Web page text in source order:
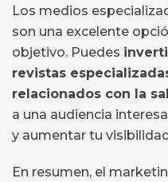
Los medios
son una excelente
objetivo. Puedes
revistas
relacionados con la
a una audiencia
y aumentar tu
En resumen, el